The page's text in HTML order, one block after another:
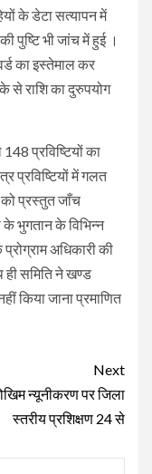
के डेटा सत्यापन में
पुष्टि भी जांच में हुई ।
का इस्तेमाल कर
से राशि का दुरुपयोग
प्रविष्टियों का
प्रविष्टियों में गलत
को प्रस्तुत जाँच
के भुगतान के विभिन्न
अधिकारी की
ही समिति ने खण्ड
किया जाना प्रमाणित
Next
न्यूनीकरण पर जिला
स्तरीय प्रशिक्षण 24 से